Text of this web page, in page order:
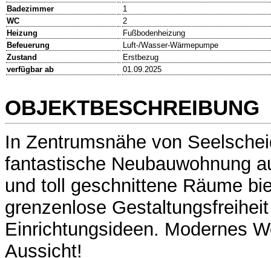
Badezimmer
1
WC
2
Heizung
Fußbodenheizung
Befeuerung
Luft-/Wasser-Wärmepumpe
Zustand
Erstbezug
verfügbar ab
01.09.2025
OBJEKTBESCHREIBUNG
In Zentrumsnähe von
fantastische Neubauwohnung
und toll geschnittene Räume
grenzenlose
Einrichtungsideen. Modernes
Aussicht!